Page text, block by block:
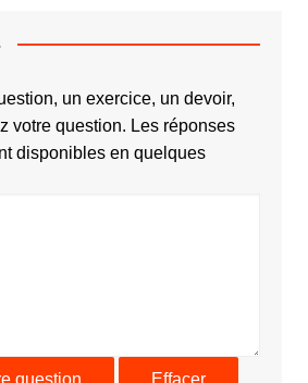
un exercice, un devoir,
votre question. Les réponses
disponibles en quelques